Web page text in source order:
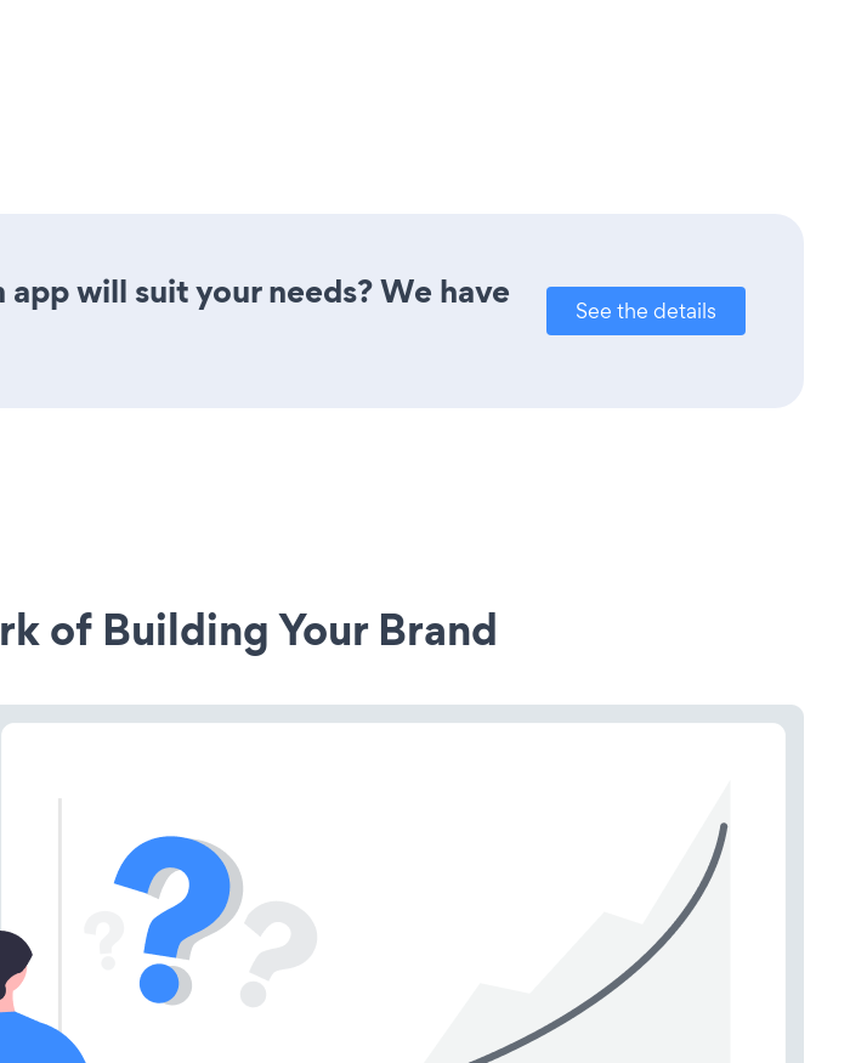
will suit your needs? We have
See the details
of Building Your Brand